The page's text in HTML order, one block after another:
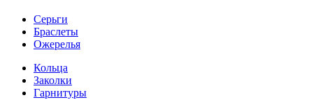
Серьги
Браслеты
Ожерелья
Кольца
Заколки
Гарнитуры